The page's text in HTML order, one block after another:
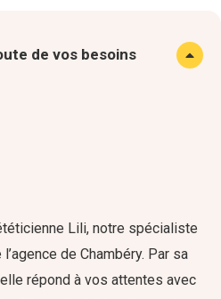
de vos besoins
Lili, notre spécialiste
de Chambéry. Par sa
répond à vos attentes avec